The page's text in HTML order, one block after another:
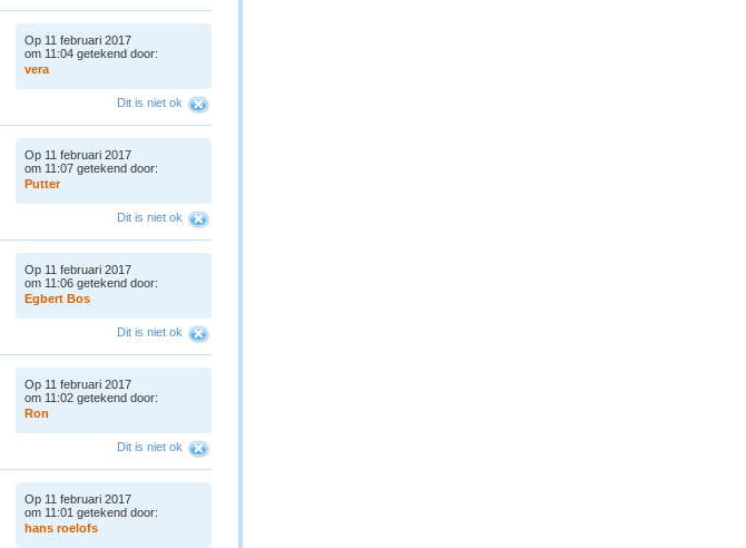
Op 11 februari 2017
om 11:04 getekend door:
vera
Dit is niet ok
Op 11 februari 2017
om 11:07 getekend door:
Putter
Dit is niet ok
Op 11 februari 2017
om 11:06 getekend door:
Egbert Bos
Dit is niet ok
Op 11 februari 2017
om 11:02 getekend door:
Ron
Dit is niet ok
Op 11 februari 2017
om 11:01 getekend door:
hans roelofs